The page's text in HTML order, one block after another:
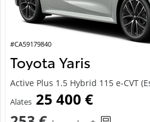
#CA59179840
Toyota Yaris
Active Plus 1.5 Hybrid 115 e-CVT
Alates 25 400 €